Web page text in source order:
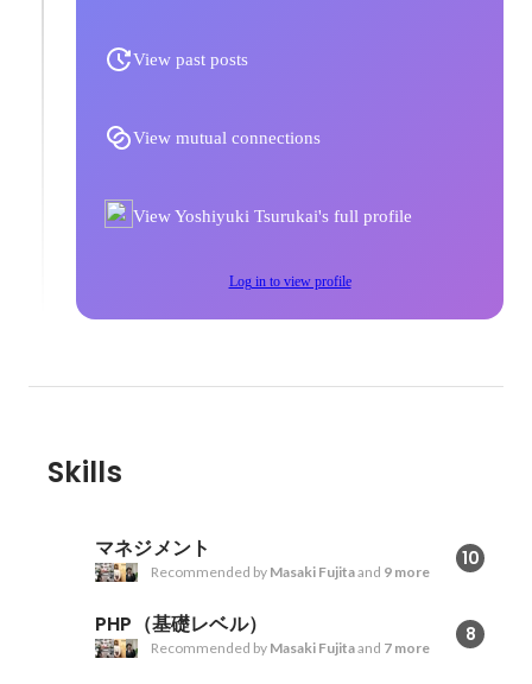
View past posts
View mutual connections
View Yoshiyuki Tsurukai's full profile
Log in to view profile
Skills
マネジメント 10
Recommended by Masaki Fujitaand 9 more
PHP（基礎レベル） 8
Recommended by Masaki Fujitaand 7 more